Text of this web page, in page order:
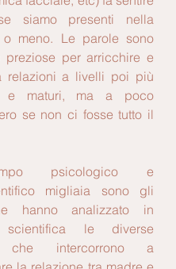
siamo presenti nella
o meno. Le parole sono
preziose per arricchire e
relazioni a livelli poi più
e maturi, ma a poco
se non ci fosse tutto il
psicologico e
migliaia sono gli
hanno analizzato in
scientifica le diverse
che intercorrono a